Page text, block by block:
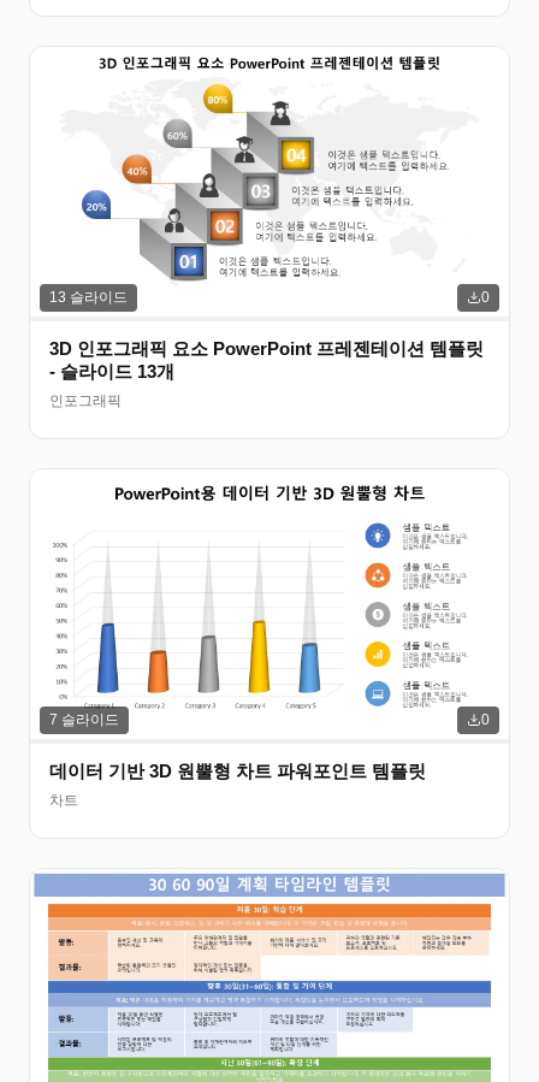
13 슬라이드 0
3D 인포그래픽 요소 PowerPoint 프레젠테이션 템플릿
- 슬라이드 13개
인포그래픽
7 슬라이드 0
데이터 기반 3D 원뿔형 차트 파워포인트 템플릿
차트